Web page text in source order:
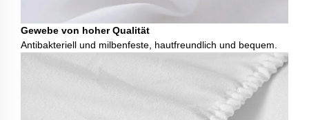
Gewebe von hoher Qualität
Antibakteriell und milbenfeste, hautfreundlich und bequem.